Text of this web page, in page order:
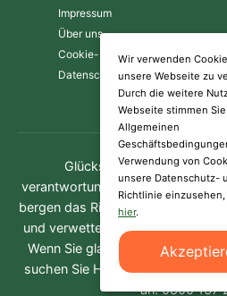
Impressum
Über uns
Cookie-Richtlinie
Datenschutzerklärung
Glücksspiel kann süchtig
verantwortungsvoll. Nur für
bergen das Risiko finanzieller
und verwetten Sie kein Geld, das
Wenn Sie glauben, ein Problem
suchen Sie Hilfe unter oder rufen
an: 0800 137
Wir verwenden
unsere Webseite zu
Durch die weitere
Webseite stimmen
Allgemeinen
Verwendung von
unsere Datenschutz-
Richtlinie einzusehen,
hier.